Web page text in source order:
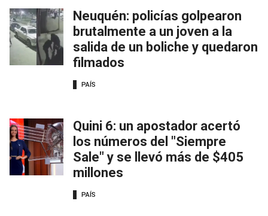
Neuquén: policías golpearon
brutalmente a un joven a la
salida de un boliche y quedaron
filmados
PAÍS
Quini 6: un apostador acertó
los números del "Siempre
Sale" y se llevó más de $405
millones
PAÍS